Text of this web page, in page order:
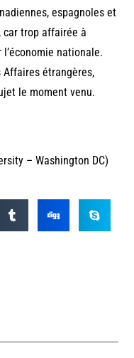
espagnoles et
car trop affairée à
nationale.
étrangères,
le moment venu.
– Washington DC)